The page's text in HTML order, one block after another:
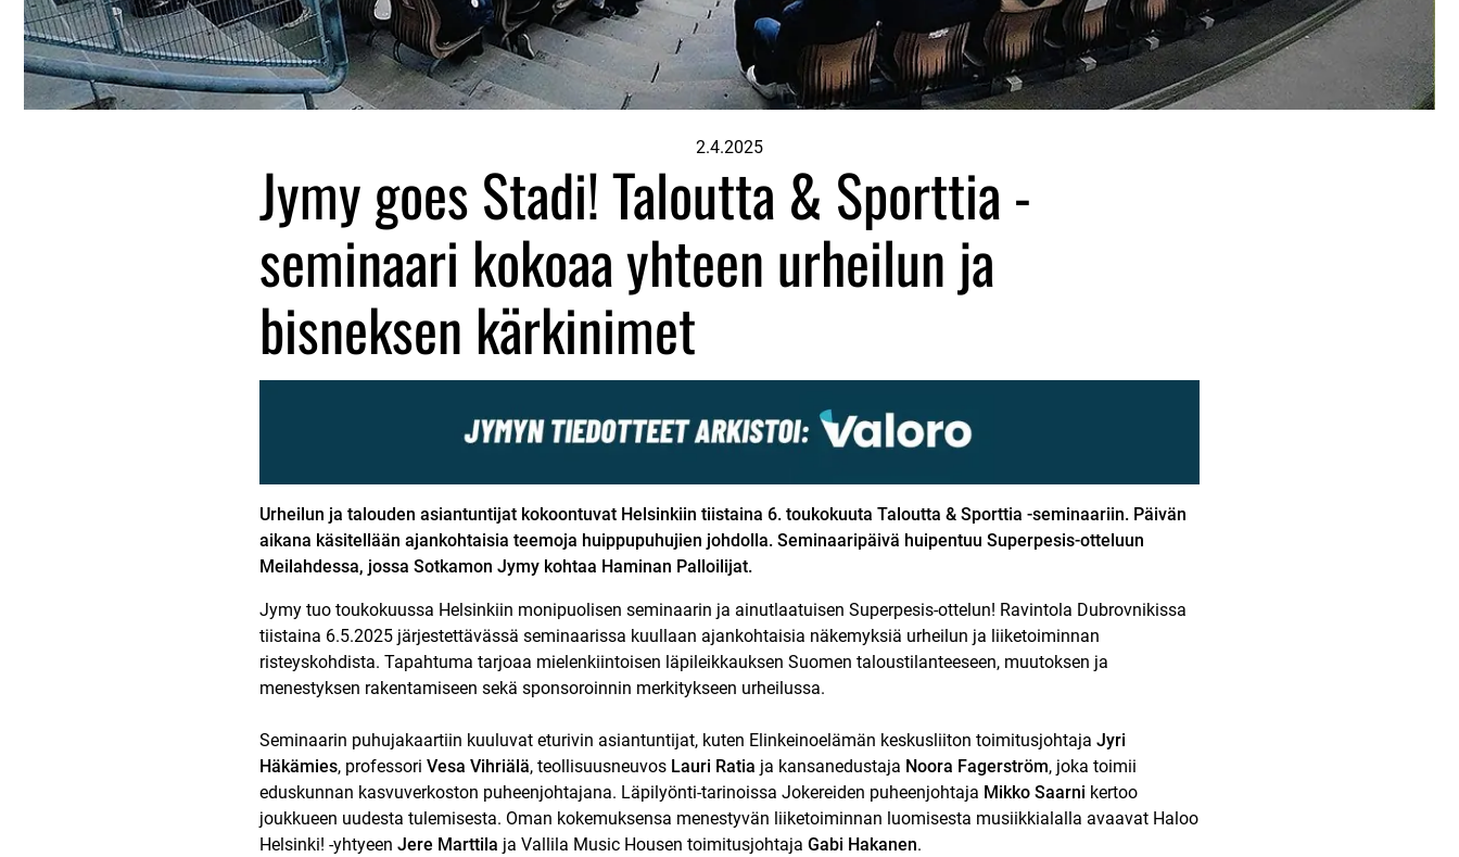
2.4.2025
Jymy goes Stadi! Taloutta & Sporttia -
seminaari kokoaa yhteen urheilun ja
bisneksen kärkinimet
Urheilun ja talouden asiantuntijat kokoontuvat Helsinkiin tiistaina 6. toukokuuta Taloutta & Sporttia -seminaariin. Päivän
aikana käsitellään ajankohtaisia teemoja huippupuhujien johdolla. Seminaaripäivä huipentuu Superpesis-otteluun
Meilahdessa, jossa Sotkamon Jymy kohtaa Haminan Palloilijat.
Jymy tuo toukokuussa Helsinkiin monipuolisen seminaarin ja ainutlaatuisen Superpesis-ottelun! Ravintola Dubrovnikissa
tiistaina 6.5.2025 järjestettävässä seminaarissa kuullaan ajankohtaisia näkemyksiä urheilun ja liiketoiminnan
risteyskohdista. Tapahtuma tarjoaa mielenkiintoisen läpileikkauksen Suomen taloustilanteeseen, muutoksen ja
menestyksen rakentamiseen sekä sponsoroinnin merkitykseen urheilussa.
Seminaarin puhujakaartiin kuuluvat eturivin asiantuntijat, kuten Elinkeinoelämän keskusliiton toimitusjohtaja Jyri
Häkämies, professori Vesa Vihriälä, teollisuusneuvos Lauri Ratia ja kansanedustaja Noora Fagerström, joka toimii
eduskunnan kasvuverkoston puheenjohtajana. Läpilyönti-tarinoissa Jokereiden puheenjohtaja Mikko Saarni kertoo
joukkueen uudesta tulemisesta. Oman kokemuksensa menestyvän liiketoiminnan luomisesta musiikkialalla avaavat Haloo
Helsinki! -yhtyeen Jere Marttila ja Vallila Music Housen toimitusjohtaja Gabi Hakanen.